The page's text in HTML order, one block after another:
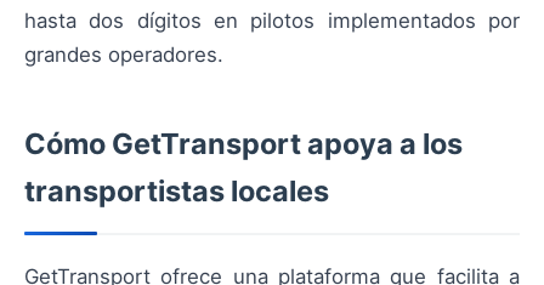
hasta dos dígitos en pilotos implementados por
grandes operadores.
Cómo GetTransport apoya a los
transportistas locales
GetTransport ofrece una plataforma que facilita a